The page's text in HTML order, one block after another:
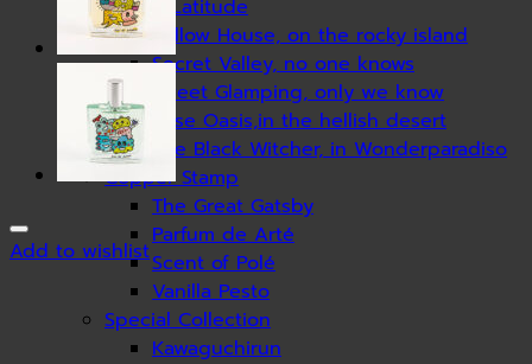
Secret Latitude
Yellow House, on the rocky island
Secret Valley, no one knows
Sweet Glamping, only we know
Rose Oasis,in the hellish desert
The Black Witcher, in Wonderparadiso
Copper Stamp
The Great Gatsby
Parfum de Arté
Scent of Polé
Vanilla Pesto
Special Collection
Kawaguchirun
Add to wishlist